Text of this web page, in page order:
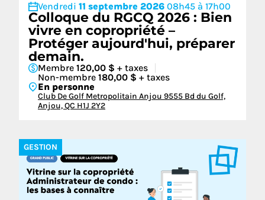
Vendredi 11 septembre 2026 08h45 à 17h00
Colloque du RGCQ 2026 : Bien
vivre en copropriété –
Protéger aujourd'hui, préparer
demain.
Membre 120,00 $ + taxes
Non-membre 180,00 $ + taxes
En personne
Club De Golf Metropolitain Anjou 9555 Bd du Golf,
Anjou, QC H1J 2Y2
GESTION